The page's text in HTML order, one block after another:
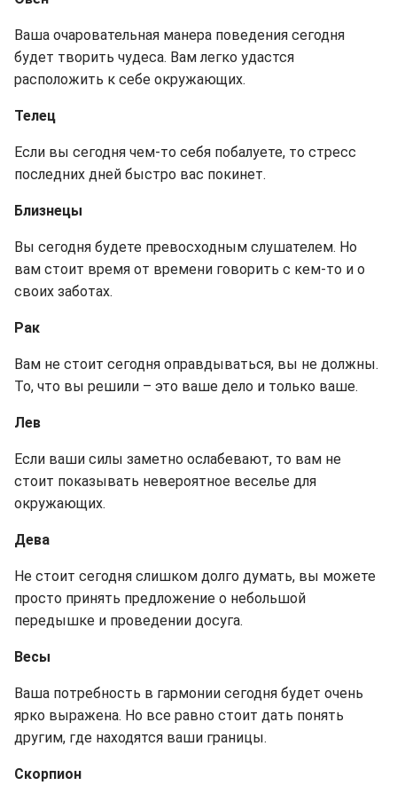
Ваша очаровательная манера поведения сегодня
будет творить чудеса. Вам легко удастся
расположить к себе окружающих.
Телец
Если вы сегодня чем-то себя побалуете, то стресс
последних дней быстро вас покинет.
Близнецы
Вы сегодня будете превосходным слушателем. Но
вам стоит время от времени говорить с кем-то и о
своих заботах.
Рак
Вам не стоит сегодня оправдываться, вы не должны.
То, что вы решили – это ваше дело и только ваше.
Лев
Если ваши силы заметно ослабевают, то вам не
стоит показывать невероятное веселье для
окружающих.
Дева
Не стоит сегодня слишком долго думать, вы можете
просто принять предложение о небольшой
передышке и проведении досуга.
Весы
Ваша потребность в гармонии сегодня будет очень
ярко выражена. Но все равно стоит дать понять
другим, где находятся ваши границы.
Скорпион